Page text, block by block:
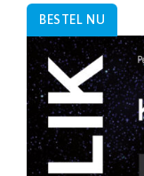
BESTEL NU